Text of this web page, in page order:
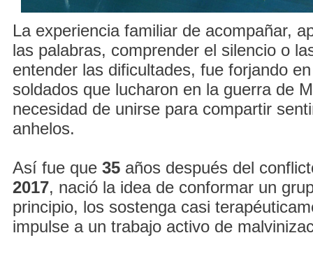
La experiencia familiar de acompañar,
las palabras, comprender el silencio o
entender las dificultades, fue forjando
soldados que lucharon en la guerra de
necesidad de unirse para compartir
anhelos.
Así fue que 35años después del
2017, nació la idea de conformar un
principio, los sostenga casi
impulse a un trabajo activo de